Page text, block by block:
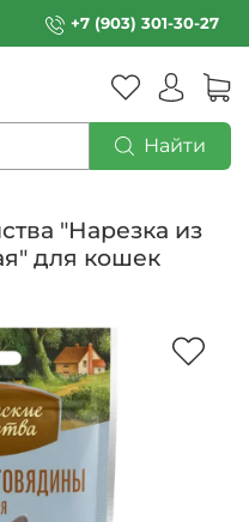
+7 (903) 301-30-27
Найти
"Нарезка из
для кошек